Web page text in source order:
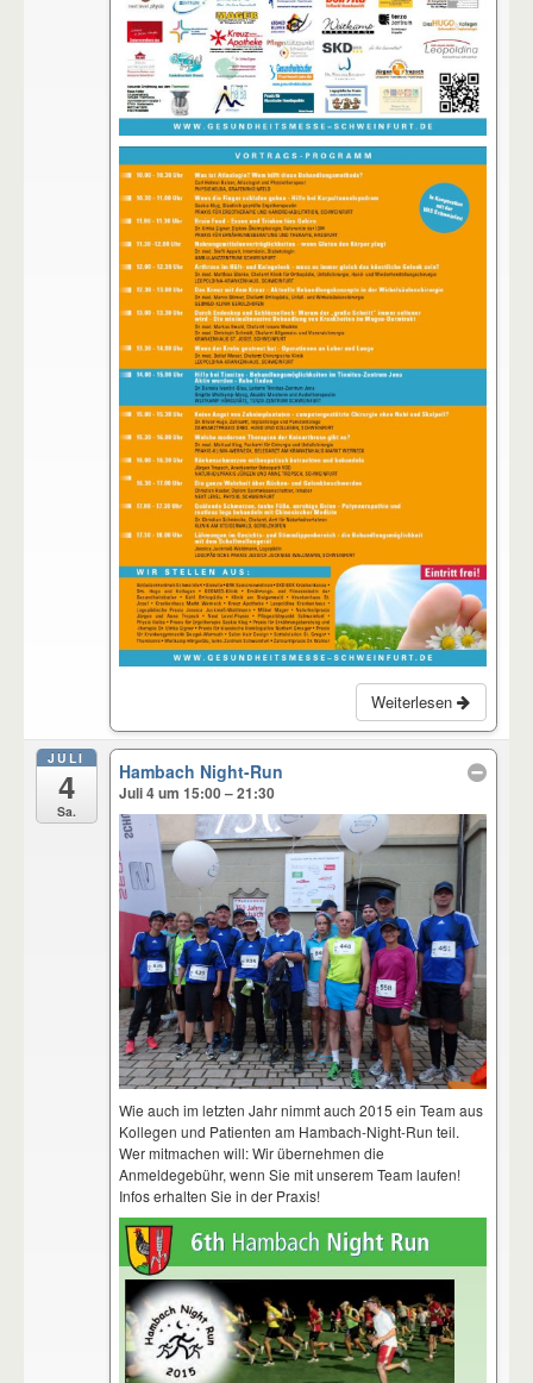
Weiterlesen
JULI
4
Sa.
Hambach Night-Run
Juli 4 um 15:00 – 21:30
Wie auch im letzten Jahr nimmt auch 2015 ein Team aus
Kollegen und Patienten am Hambach-Night-Run teil.
Wer mitmachen will: Wir übernehmen die
Anmeldegebühr, wenn Sie mit unserem Team laufen!
Infos erhalten Sie in der Praxis!